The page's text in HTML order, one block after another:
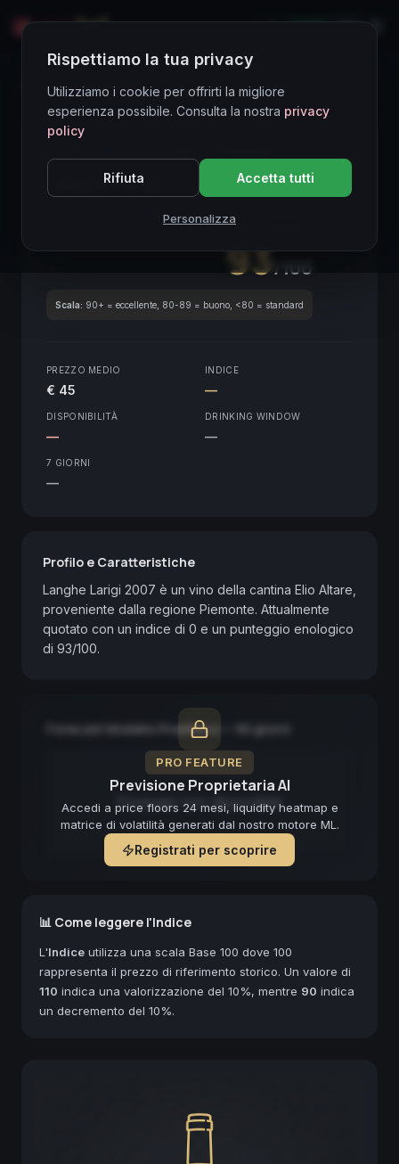
LIVE
Directory Vini
Langhe Larigi
SCORE ENOLOGICO GLOBALE
93/100
Scala: 90+ = eccellente, 80-89 = buono, <80 = standard
PREZZO MEDIO
€ 45
INDICE
—
DISPONIBILITÀ
—
DRINKING WINDOW
—
7 GIORNI
—
Profilo e Caratteristiche
Langhe Larigi 2007 è un vino della cantina Elio Altare,
proveniente dalla regione Piemonte. Attualmente
quotato con un indice di 0 e un punteggio enologico
di 93/100.
PRO FEATURE
Previsione Proprietaria AI
Accedi a price floors 24 mesi, liquidity heatmap e
matrice di volatilità generati dal nostro motore ML.
Registrati per scoprire
Forecast Modello Predittivo — 90 giorni
Forecast non disponibile
📊 Come leggere l'Indice
L'Indice utilizza una scala Base 100 dove 100
rappresenta il prezzo di riferimento storico. Un valore di
110 indica una valorizzazione del 10%, mentre 90 indica
un decremento del 10%.
Rispettiamo la tua privacy
Utilizziamo i cookie per offrirti la migliore
esperienza possibile. Consulta la nostra privacy
policy
Rifiuta Accetta tutti
Personalizza